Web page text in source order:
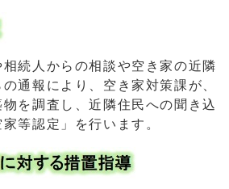
続⼈からの相談や空き家の近隣
通報により、空き家対策課が、
を調査し、近隣住⺠への聞き込
等認定」を⾏います。